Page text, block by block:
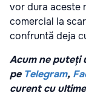
vor dura aceste
comercial la
confruntă deja
Acum ne puteți
pe Telegram,
curent cu